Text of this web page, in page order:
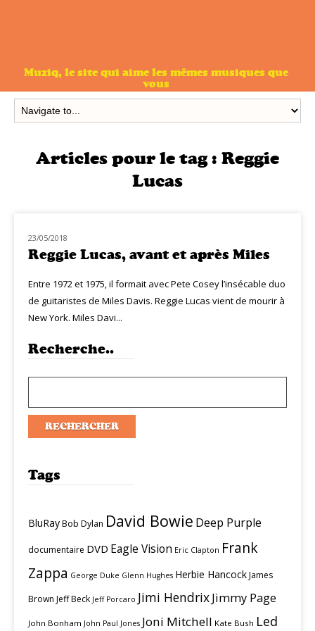
Muziq, le site qui aime les mêmes musiques que
vous
Articles pour le tag : Reggie
Lucas
HOMMAGE
23/05/2018
Reggie Lucas, avant et après Miles
Entre 1972 et 1975, il formait avec Pete Cosey l’insécable duo
de guitaristes de Miles Davis. Reggie Lucas vient de mourir à
New York. Miles Davi...
Recherche..
Tags
BluRayBob Dylan David Bowie Deep Purple
documentaire DVD Eagle Vision Eric Clapton Frank
Zappa George Duke Glenn Hughes Herbie HancockJames
Brown Jeff Beck Jeff Porcaro Jimi HendrixJimmy Page
John Bonham John Paul Jones Joni Mitchell Kate Bush Led